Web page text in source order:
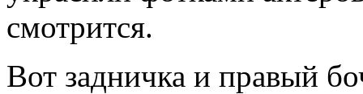
смотрится.
Вот задничка и правый